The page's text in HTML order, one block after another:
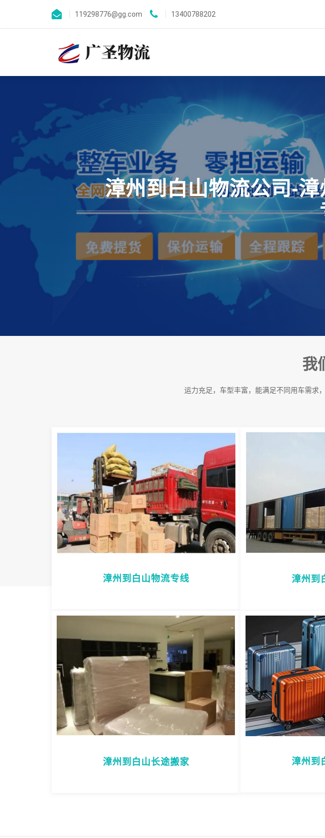
119298776@gg.com 13400788202
漳州到白山物流公司-
我
运力充足，车型丰富，能满足不同用车需求
漳州到白山物流专线 漳州到
漳州到白山长途搬家 漳州到